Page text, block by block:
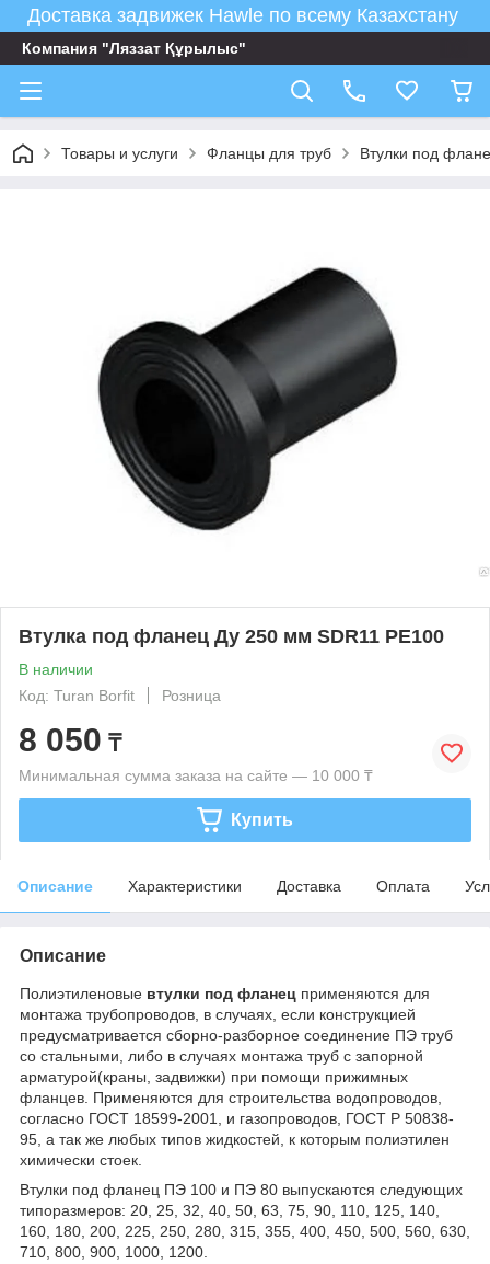
Доставка задвижек Hawle по всему Казахстану
Компания "Ляззат Құрылыс"
Товары и услуги Фланцы для труб Втулки под
Втулка под фланец Ду 250 мм SDR11 PE100
В наличии
Код: Turan Borfit
Розница
8 050 ₸
Минимальная сумма заказа на сайте — 10 000 ₸
Купить
Описание Характеристики Доставка Оплата
Описание
Полиэтиленовые втулки под фланец применяются для
монтажа трубопроводов, в случаях, если конструкцией
предусматривается сборно-разборное соединение ПЭ труб
со стальными, либо в случаях монтажа труб с запорной
арматурой(краны, задвижки) при помощи прижимных
фланцев. Применяются для строительства водопроводов,
согласно ГОСТ 18599-2001, и газопроводов, ГОСТ Р 50838-
95, а так же любых типов жидкостей, к которым полиэтилен
химически стоек.
Втулки под фланец ПЭ 100 и ПЭ 80 выпускаются следующих
типоразмеров: 20, 25, 32, 40, 50, 63, 75, 90, 110, 125, 140,
160, 180, 200, 225, 250, 280, 315, 355, 400, 450, 500, 560, 630,
710, 800, 900, 1000, 1200.